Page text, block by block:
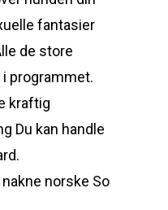
fantasier
de store
programmet.
kraftig
Du kan handle
So